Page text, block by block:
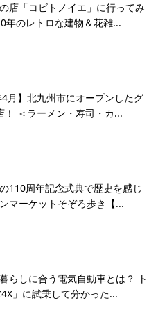
店「コビトノイエ」に行ってみ
のレトロな建物＆花雑...
4月】北九州市にオープンしたグ
！ ＜ラーメン・寿司・カ...
110周年記念式典で歴史を感じ
マーケットそぞろ歩き【...
らしに合う電気自動車とは？ ト
」に試乗して分かった...